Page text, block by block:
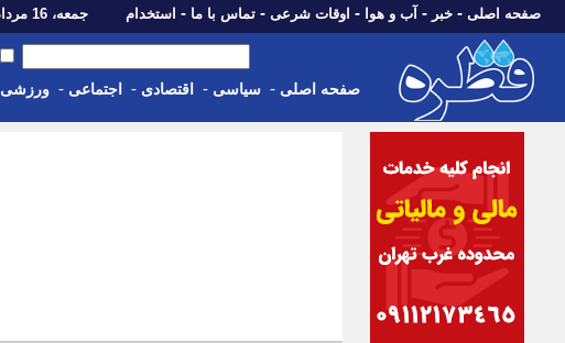
صفحه اصلی - خبر - آب و هوا - اوقات شرعی - تماس با ما - استخدام جمعه، 16 مرداد 1405 - Thu, 06th Aug 2026
صفحه اصلی - سیاسی - اقتصادی - اجتماعی - ورزشی